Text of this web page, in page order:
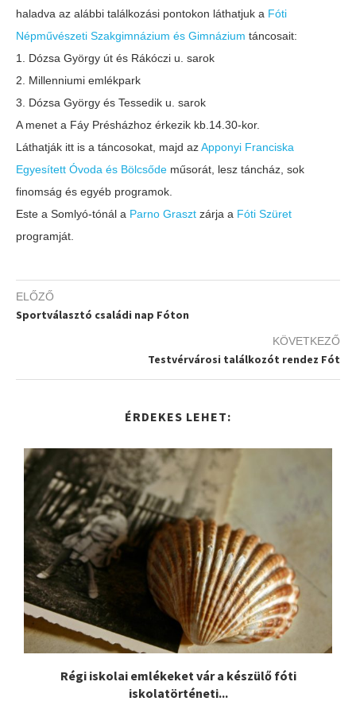
haladva az alábbi találkozási pontokon láthatjuk a Fóti
Népművészeti Szakgimnázium és Gimnázium táncosait:
1. Dózsa György út és Rákóczi u. sarok
2. Millenniumi emlékpark
3. Dózsa György és Tessedik u. sarok
A menet a Fáy Présházhoz érkezik kb.14.30-kor.
Láthatják itt is a táncosokat, majd azApponyi Franciska
Egyesített Óvoda és Bölcsőde műsorát, lesz táncház, sok
finomság és egyéb programok.
Este a Somlyó-tónál a Parno Graszt zárja a Fóti Szüret
programját.
ELŐZŐ
Sportválasztó családi nap Fóton
KÖVETKEZŐ
Testvérvárosi találkozót rendez Fót
ÉRDEKES LEHET:
Régi iskolai emlékeket vár a készülő fóti
iskolatörténeti...